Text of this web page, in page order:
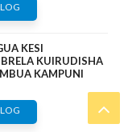
KESI
KUIRUDISHA
KAMPUNI